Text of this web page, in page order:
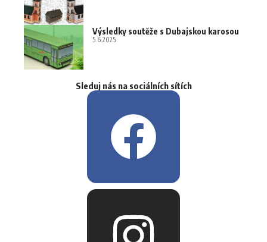
Výsledky soutěže s Dubajskou karosou
5.6.2025
Sleduj nás na sociálních sítích